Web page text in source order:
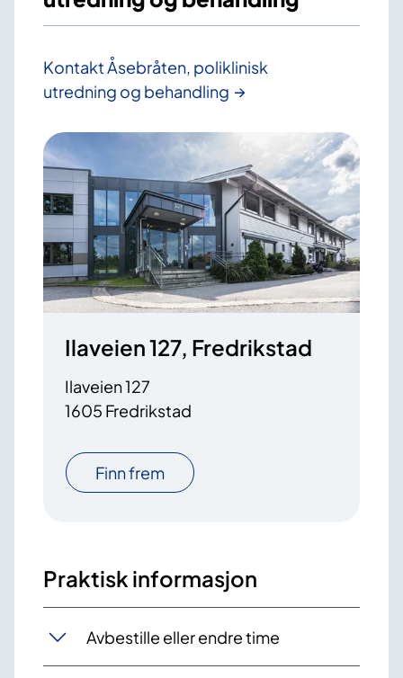
Kontakt Åsebråten, poliklinisk
utredning og behandling
Ilaveien 127, Fredrikstad
Ilaveien 127
1605 Fredrikstad
Finn frem
Praktisk informasjon
Avbestille eller endre time